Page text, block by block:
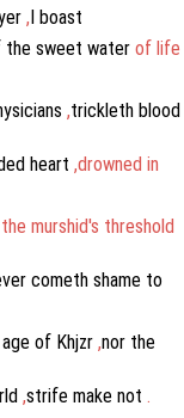
,I boast
the sweet water of life
,trickleth blood
heart ,drowned in
the murshid's threshold
cometh shame to
age of Khjzr ,nor the
,strife make not .